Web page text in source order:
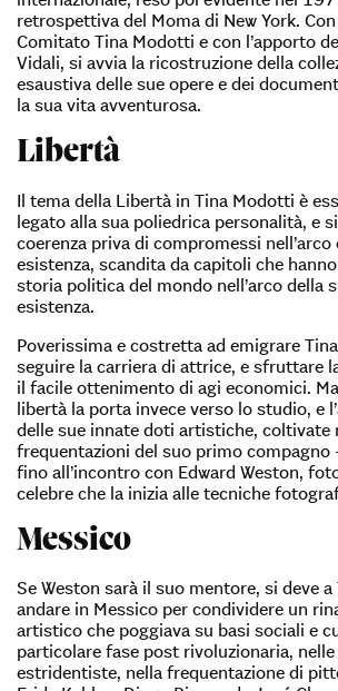
retrospettiva del Moma di New York.
Comitato Tina Modotti e con l’apporto
Vidali, si avvia la ricostruzione della
esaustiva delle sue opere e dei
la sua vita avventurosa.
Libertà
Il tema della Libertà in Tina Modotti è
legato alla sua poliedrica personalità, e
coerenza priva di compromessi
esistenza, scandita da capitoli che
storia politica del mondo nell’arco della
esistenza.
Poverissima e costretta ad emigrare
seguire la carriera di attrice, e sfruttare
il facile ottenimento di agi economici.
libertà la porta invece verso lo studio, e
delle sue innate doti artistiche, coltivate
frequentazioni del suo primo
fino all’incontro con Edward Weston,
celebre che la inizia alle tecniche
Messico
Se Weston sarà il suo mentore, si deve
andare in Messico per condividere un
artistico che poggiava su basi sociali e
particolare fase post rivoluzionaria,
estridentiste, nella frequentazione di